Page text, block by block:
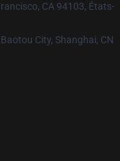
CA 94103, États-
City, Shanghai, CN